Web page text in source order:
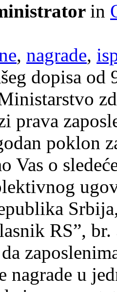
in
, nagrade,
dopisa
prava
poklon
Vas o
RS”,
nagrade u